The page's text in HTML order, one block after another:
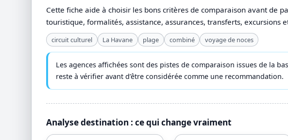
Cette fiche aide à choisir les bons critères de comparaison avant de
touristique, formalités, assistance, assurances, transferts, excursions
circuit culturel La Havane plage combiné voyage de noces
Les agences affichées sont des pistes de comparaison issues de la
reste à vérifier avant d’être considérée comme une recommandation.
Analyse destination : ce qui change vraiment